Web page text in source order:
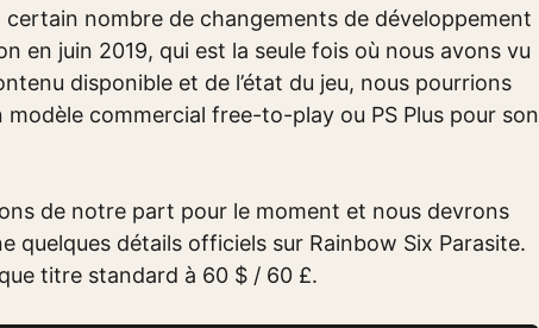
nombre de changements de développement
en juin 2019, qui est la seule fois où nous avons vu
disponible et de l’état du jeu, nous pourrions
commercial free-to-play ou PS Plus pour son
de notre part pour le moment et nous devrons
quelques détails officiels sur Rainbow Six Parasite.
titre standard à 60 $ / 60 £.